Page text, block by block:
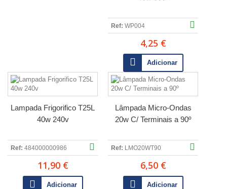
Ref: WP004
4,25 €
Adicionar
Lampada Frigorifico T25L
40w 240v
Ref: 484000000986
11,90 €
Adicionar
Lâmpada Micro-Ondas
20w C/ Terminais a 90º
Ref: LMO20WT90
6,50 €
Adicionar